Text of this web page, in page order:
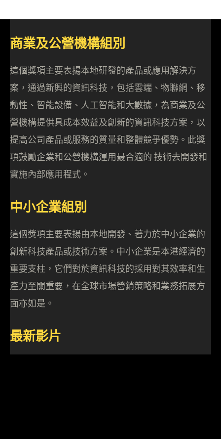
商業及公營機構組別
這個獎項主要表揚本地研發的產品或應用解決方
案，通過新興的資訊科技，包括雲端、物聯網、移
動性、智能設備、人工智能和大數據，為商業及公
營機構提供具成本效益及創新的資訊科技方案，以
提高公司產品或服務的質量和整體競爭優勢。此獎
項鼓勵企業和公營機構運用最合適的 技術去開發和
實施內部應用程式。
中小企業組別
這個獎項主要表揚由本地開發、著力於中小企業的
創新科技產品或技術方案。中小企業是本港經濟的
重要支柱，它們對於資訊科技的採用對其效率和生
產力至關重要，在全球市場營銷策略和業務拓展方
面亦如是。
最新影片